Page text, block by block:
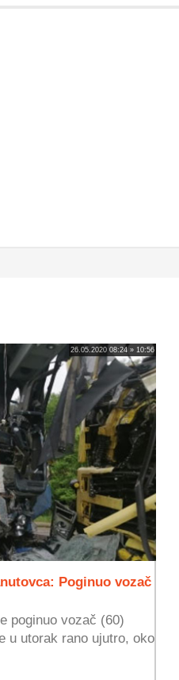
26.05.2020 08:24 » 10:56
Poginuo vozač
poginuo vozač (60)
u utorak rano ujutro, oko